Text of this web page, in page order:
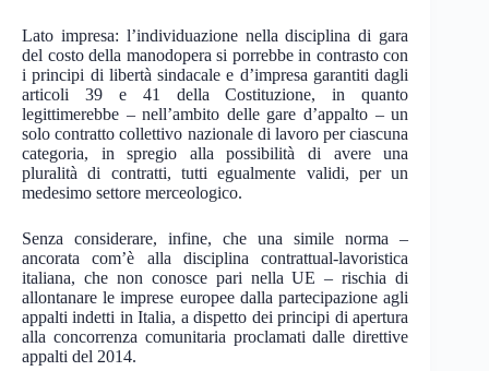
Lato impresa: l’individuazione nella disciplina di gara
del costo della manodopera si porrebbe in contrasto con
i principi di libertà sindacale e d’impresa garantiti dagli
articoli 39 e 41 della Costituzione, in quanto
legittimerebbe – nell’ambito delle gare d’appalto – un
solo contratto collettivo nazionale di lavoro per ciascuna
categoria, in spregio alla possibilità di avere una
pluralità di contratti, tutti egualmente validi, per un
medesimo settore merceologico.
Senza considerare, infine, che una simile norma –
ancorata com’è alla disciplina contrattual-lavoristica
italiana, che non conosce pari nella UE – rischia di
allontanare le imprese europee dalla partecipazione agli
appalti indetti in Italia, a dispetto dei principi di apertura
alla concorrenza comunitaria proclamati dalle direttive
appalti del 2014.